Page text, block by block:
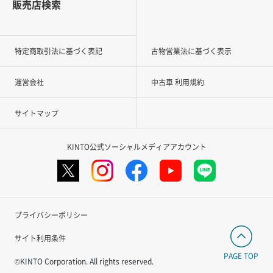
販売店検索
特定商取引法に基づく表記 古物営業法に基づく表示
運営会社 中古車 利用規約
サイトマップ
KINTO公式ソーシャルメディアアカウント
プライバシーポリシー
サイト利用条件
©KINTO Corporation. All rights reserved.
PAGE TOP